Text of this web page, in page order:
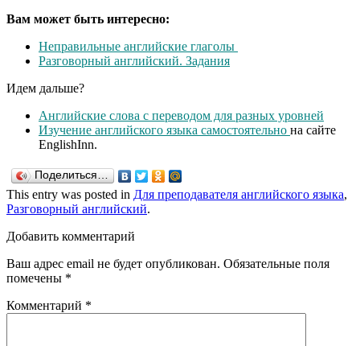
Вам может быть интересно:
Неправильные английские глаголы
Разговорный английский. Задания
Идем дальше?
Английские слова с переводом для разных уровней
Изучение английского языка самостоятельно на сайте
EnglishInn.
Поделиться…
This entry was posted in Для преподавателя английского языка,
Разговорный английский.
Добавить комментарий
Ваш адрес email не будет опубликован. Обязательные поля
помечены *
Комментарий *